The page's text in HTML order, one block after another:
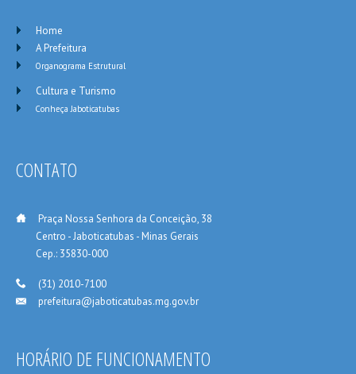
Home
A Prefeitura
Organograma Estrutural
Cultura e Turismo
Conheça Jaboticatubas
CONTATO
Praça Nossa Senhora da Conceição, 38
Centro - Jaboticatubas - Minas Gerais
Cep.: 35830-000
(31) 2010-7100
prefeitura@jaboticatubas.mg.gov.br
HORÁRIO DE FUNCIONAMENTO